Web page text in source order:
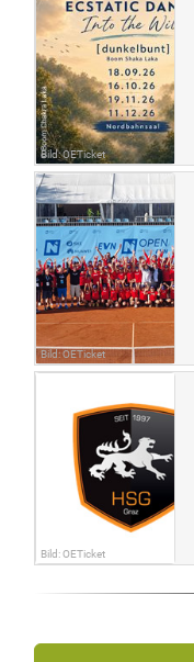
Bild: OETicket
Bild: OETicket
Bild: OETicket